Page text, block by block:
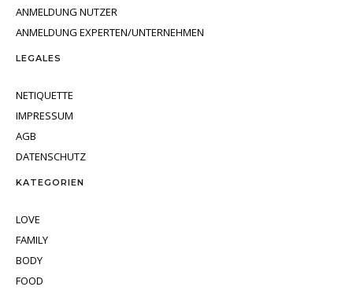
ANMELDUNG NUTZER
ANMELDUNG EXPERTEN/UNTERNEHMEN
LEGALES
NETIQUETTE
IMPRESSUM
AGB
DATENSCHUTZ
KATEGORIEN
LOVE
FAMILY
BODY
FOOD